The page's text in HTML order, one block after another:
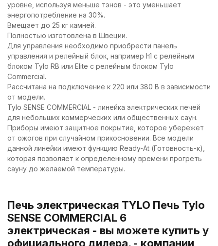
уровне, используя меньше тэнов - это уменьшает
энергопотребление на 30%.
Вмещает до 25 кг камней.
Полностью изготовлена в Швеции.
Для управления необходимо приобрести панель
управления и релейный блок, например h1 с релейным
блоком Tylo RB или Elite с релейным блоком Tylo
Commercial.
Рассчитана на подключение к 220 или 380 В в зависимости
от модели.
Tylo SENSE COMMERCIAL - линейка электрических печей
для небольших коммерческих или общественных саун.
Приборы имеют защитное покрытие, которое убережет
от ожогов при случайном прикосновении. Все модели
данной линейки имеют функцию Ready-At (Готовность-к),
которая позволяет к определенному времени прогреть
сауну до желаемой температуры.
Печь электрическая TYLO Печь Tylo
SENSE COMMERCIAL 6
электрическая - вы можете купить у
официального дилера, - компании